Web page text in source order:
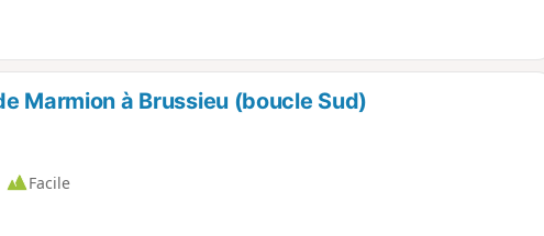
Marmion à Brussieu (boucle Sud)
Facile